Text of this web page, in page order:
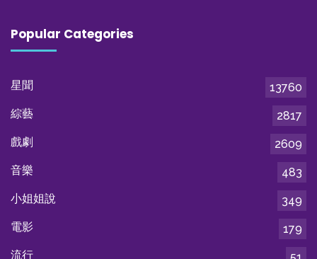
Popular Categories
星聞
13760
綜藝
2817
戲劇
2609
音樂
483
小姐姐說
349
電影
179
流行